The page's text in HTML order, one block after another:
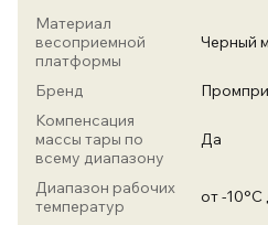
Материал
весоприемной
платформы
Черный
Бренд
Компенсация
массы тары по
всему диапазону
Да
Диапазон рабочих
температур
от -